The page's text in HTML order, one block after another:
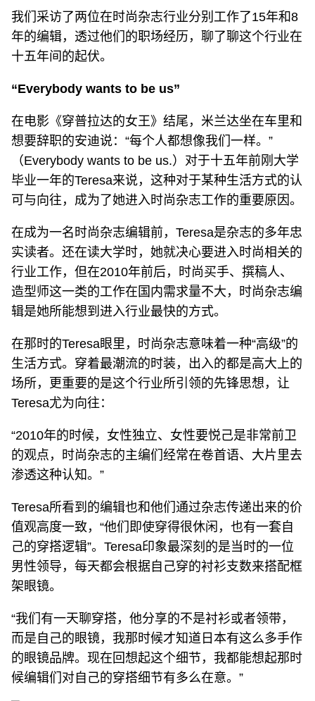
我们采访了两位在时尚杂志行业分别工作了15年和8
年的编辑，透过他们的职场经历，聊了聊这个行业在
十五年间的起伏。
“Everybody wants to be us”
在电影《穿普拉达的女王》结尾，米兰达坐在车里和
想要辞职的安迪说：“每个人都想像我们一样。”
（Everybody wants to be us.）对于十五年前刚大学
毕业一年的Teresa来说，这种对于某种生活方式的认
可与向往，成为了她进入时尚杂志工作的重要原因。
在成为一名时尚杂志编辑前，Teresa是杂志的多年忠
实读者。还在读大学时，她就决心要进入时尚相关的
行业工作，但在2010年前后，时尚买手、撰稿人、
造型师这一类的工作在国内需求量不大，时尚杂志编
辑是她所能想到进入行业最快的方式。
在那时的Teresa眼里，时尚杂志意味着一种“高级”的
生活方式。穿着最潮流的时装，出入的都是高大上的
场所，更重要的是这个行业所引领的先锋思想，让
Teresa尤为向往：
“2010年的时候，女性独立、女性要悦己是非常前卫
的观点，时尚杂志的主编们经常在卷首语、大片里去
渗透这种认知。”
Teresa所看到的编辑也和他们通过杂志传递出来的价
值观高度一致，“他们即使穿得很休闲，也有一套自
己的穿搭逻辑”。Teresa印象最深刻的是当时的一位
男性领导，每天都会根据自己穿的衬衫支数来搭配框
架眼镜。
“我们有一天聊穿搭，他分享的不是衬衫或者领带，
而是自己的眼镜，我那时候才知道日本有这么多手作
的眼镜品牌。现在回想起这个细节，我都能想起那时
候编辑们对自己的穿搭细节有多么在意。”